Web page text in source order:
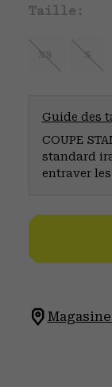
Taille:
XS S
Guide des
COUPE
standard
entraver